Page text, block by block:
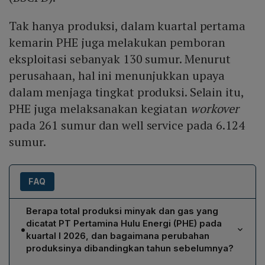
Tak hanya produksi, dalam kuartal pertama
kemarin PHE juga melakukan pemboran
eksploitasi sebanyak 130 sumur. Menurut
perusahaan, hal ini menunjukkan upaya
dalam menjaga tingkat produksi. Selain itu,
PHE juga melaksanakan kegiatan workover
pada 261 sumur dan well service pada 6.124
sumur.
FAQ
•
Berapa total produksi minyak dan gas yang
dicatat PT Pertamina Hulu Energi (PHE) pada
kuartal I 2026, dan bagaimana perubahan
produksinya dibandingkan tahun sebelumnya?